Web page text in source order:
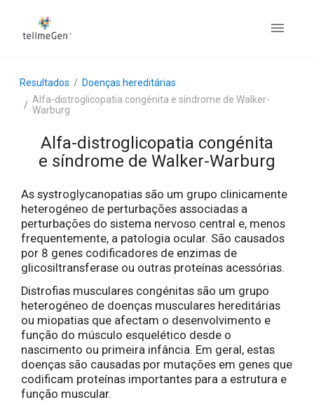
Resultados
Doenças hereditárias
Alfa-distroglicopatia congénita e síndrome de Walker-
Warburg
Alfa-distroglicopatia congénita
e síndrome de Walker-Warburg
As systroglycanopatias são um grupo clinicamente
heterogéneo de perturbações associadas a
perturbações do sistema nervoso central e, menos
frequentemente, a patologia ocular. São causados
por 8 genes codificadores de enzimas de
glicosiltransferase ou outras proteínas acessórias.
Distrofias musculares congénitas são um grupo
heterogéneo de doenças musculares hereditárias
ou miopatias que afectam o desenvolvimento e
função do músculo esquelético desde o
nascimento ou primeira infância. Em geral, estas
doenças são causadas por mutações em genes que
codificam proteínas importantes para a estrutura e
função muscular.